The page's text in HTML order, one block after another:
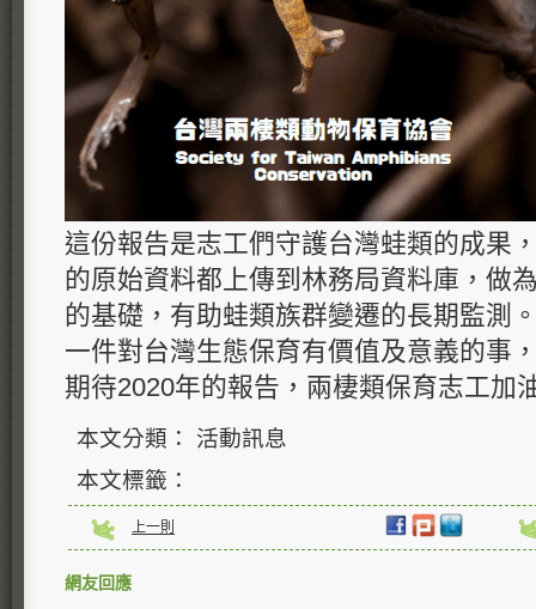
這份報告是志工們守護台灣蛙類的成果
的原始資料都上傳到林務局資料庫，做
的基礎，有助蛙類族群變遷的長期監測
一件對台灣生態保育有價值及意義的事
期待2020年的報告，兩棲類保育志工加
本文分類： 活動訊息
本文標籤：
上一則
網友回應